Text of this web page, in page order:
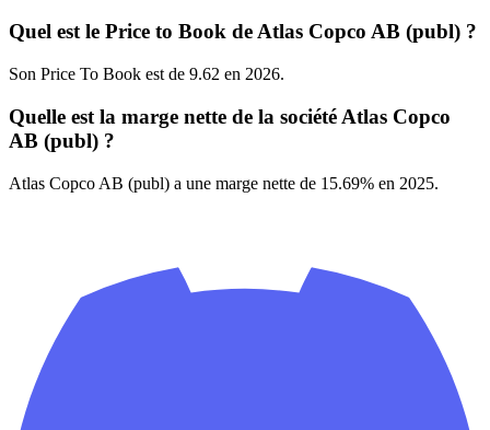
Quel est le Price to Book de Atlas Copco AB (publ) ?
Son Price To Book est de 9.62 en 2026.
Quelle est la marge nette de la société Atlas Copco
AB (publ) ?
Atlas Copco AB (publ) a une marge nette de 15.69% en 2025.